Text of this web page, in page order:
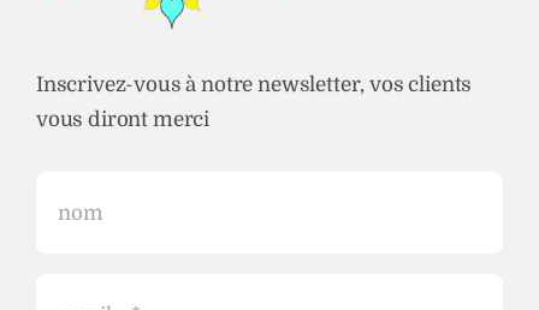
Inscrivez-vous à notre newsletter, vos clients
vous diront merci